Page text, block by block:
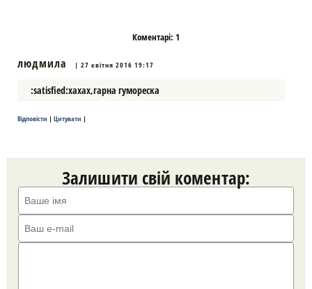
Коментарі:1
людмила | 27 квітня 2016 19:17
:satisfied:хахах,гарна гумореска
Відповісти | Цитувати |
Залишити свій коментар: